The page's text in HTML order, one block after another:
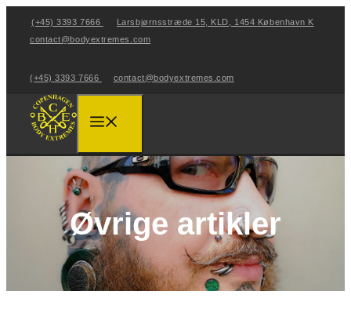
(+45) 3393 7666
Larsbjørnsstræde 15, KLD, 1454 København K
contact@bodyextremes.com
(+45) 3393 7666 contact@bodyextremes.com
Øvrige artikler